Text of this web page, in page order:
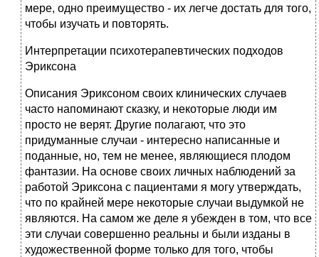
мере, одно преимущество - их легче достать для того,
чтобы изучать и повторять.
Интерпретации психотерапевтических подходов
Эриксона
Описания Эриксоном своих клинических случаев
часто напоминают сказку, и некоторые люди им
просто не верят. Другие полагают, что это
придуманные случаи - интересно написанные и
поданные, но, тем не менее, являющиеся плодом
фантазии. На основе своих личных наблюдений за
работой Эриксона с пациентами я могу утверждать,
что по крайней мере некоторые случаи выдумкой не
являются. На самом же деле я убежден в том, что все
эти случаи совершенно реальны и были изданы в
художественной форме только для того, чтобы